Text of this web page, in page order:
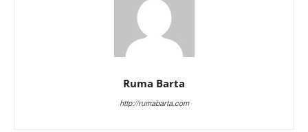
Ruma Barta
http://rumabarta.com